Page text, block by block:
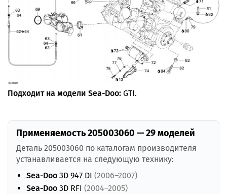
Подходит на модели Sea-Doo: GTI.
Применяемость 205003060 — 29 моделей
Деталь 205003060 по каталогам производителя
устанавливается на следующую технику:
Sea-Doo 3D 947 DI (2006–2007)
Sea-Doo 3D RFI (2004–2005)